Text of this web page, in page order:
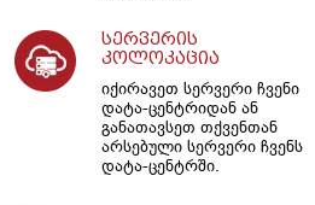
სერვერის
კოლოკაცია
იქირავეთ სერვერი ჩვენი
დატა-ცენტრიდან ან
განათავსეთ თქვენთან
არსებული სერვერი ჩვენს
დატა-ცენტრში.